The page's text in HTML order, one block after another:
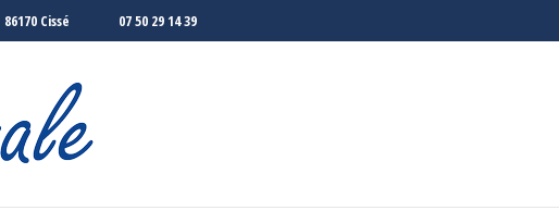
86170 Cissé 07 50 29 14 39